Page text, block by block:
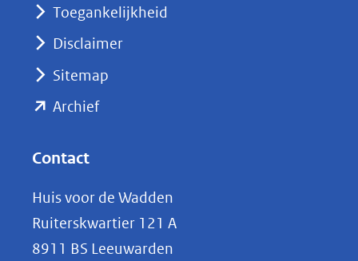
nieuw
Toegankelijkheid
Disclaimer
Sitemap
Archief(opent
(verwijst
naar
Contact
Huis voor de Wadden
Ruiterskwartier 121 A
8911 BS Leeuwarden